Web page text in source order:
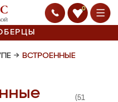
0
→ ВСТРОЕННЫЕ
(51